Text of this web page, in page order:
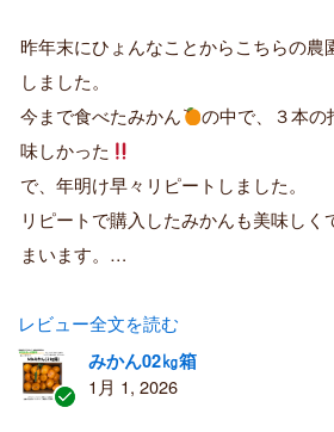
証
済
み
購
者
昨年末にひょんなことからこちらの農
しました。
今まで食べたみかん
の中で、３本の
味しかった
で、年明け早々リピートしました。
リピートで購入したみかんも美味しく
まいます。…
レビュー全文を読む
みかん02㎏箱
1月 1, 2026